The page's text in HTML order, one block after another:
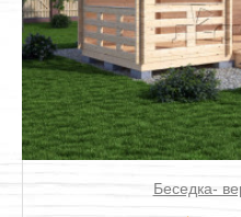
Беседка-